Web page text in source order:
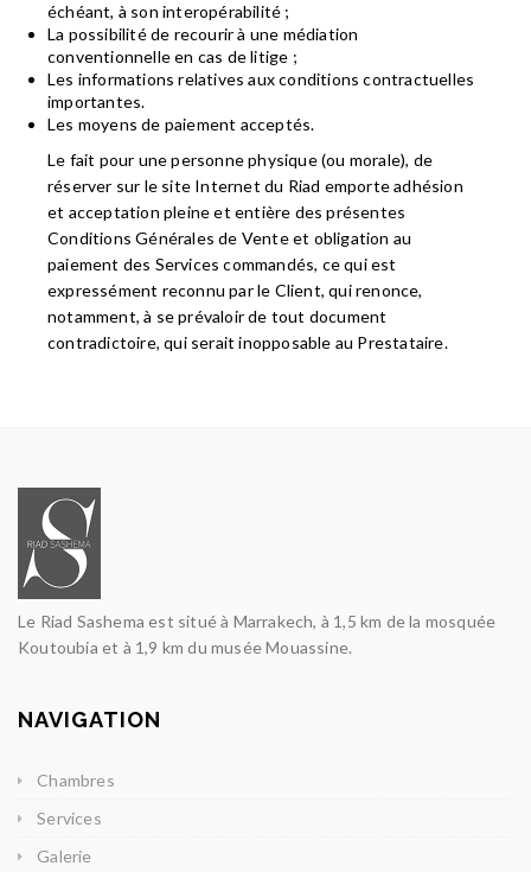
échéant, à son interopérabilité ;
La possibilité de recourir à une médiation
conventionnelle en cas de litige ;
Les informations relatives aux conditions contractuelles
importantes.
Les moyens de paiement acceptés.
Le fait pour une personne physique (ou morale), de
réserver sur le site Internet du Riad emporte adhésion
et acceptation pleine et entière des présentes
Conditions Générales de Vente et obligation au
paiement des Services commandés, ce qui est
expressément reconnu par le Client, qui renonce,
notamment, à se prévaloir de tout document
contradictoire, qui serait inopposable au Prestataire.
Le Riad Sashema est situé à Marrakech, à 1,5 km de la mosquée
Koutoubia et à 1,9 km du musée Mouassine.
NAVIGATION
Chambres
Services
Galerie